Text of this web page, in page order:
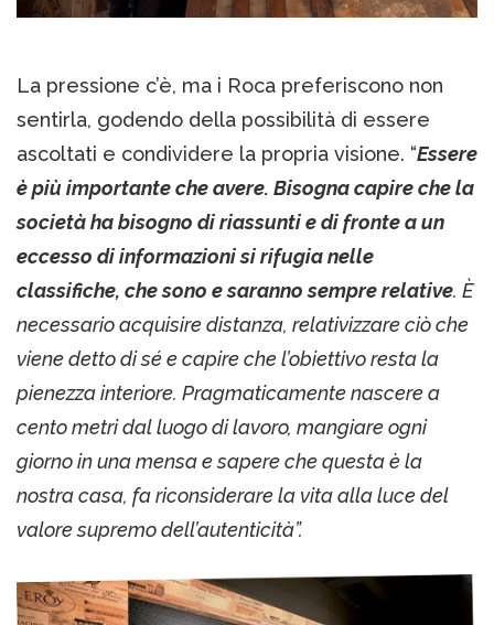
La pressione c’è, ma i Roca preferiscono non
sentirla, godendo della possibilità di essere
ascoltati e condividere la propria visione. “Essere
è più importante che avere. Bisogna capire che la
società ha bisogno di riassunti e di fronte a un
eccesso di informazioni si rifugia nelle
classifiche, che sono e saranno sempre relative. È
necessario acquisire distanza, relativizzare ciò che
viene detto di sé e capire che l’obiettivo resta la
pienezza interiore. Pragmaticamente nascere a
cento metri dal luogo di lavoro, mangiare ogni
giorno in una mensa e sapere che questa è la
nostra casa, fa riconsiderare la vita alla luce del
valore supremo dell’autenticità”.